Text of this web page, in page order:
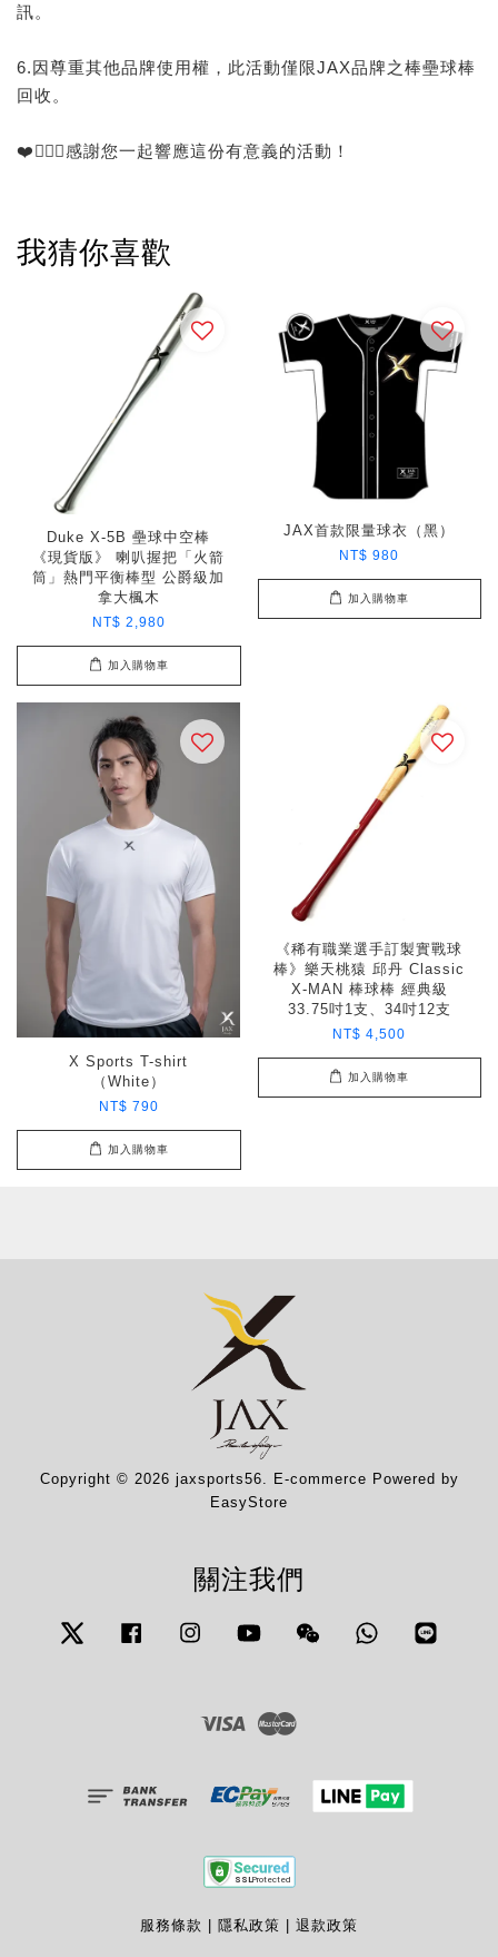
訊。
6.因尊重其他品牌使用權，此活動僅限JAX品牌之棒壘球棒
回收。
❤️🙅🏻‍♂️感謝您一起響應這份有意義的活動！
我猜你喜歡
Duke X-5B 壘球中空棒
《現貨版》 喇叭握把「火箭
筒」熱門平衡棒型 公爵級加
拿大楓木
NT$ 2,980
加入購物車
JAX首款限量球衣（黑）
NT$ 980
加入購物車
X Sports T-shirt
（White）
NT$ 790
加入購物車
《稀有職業選手訂製實戰球
棒》樂天桃猿 邱丹 Classic
X-MAN 棒球棒 經典級
33.75吋1支、34吋12支
NT$ 4,500
加入購物車
Copyright © 2026 jaxsports56. E-commerce Powered by
EasyStore
關注我們
Twitter Facebook InstagramYouTube Wechat Whatsapp
Visa
服務條款 | 隱私政策 | 退款政策